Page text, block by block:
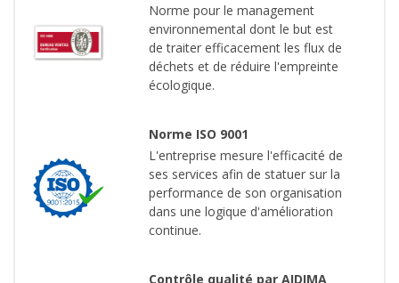
Norme pour le management
environnemental dont le but est
de traiter efficacement les flux de
déchets et de réduire l'empreinte
écologique.
Norme ISO 9001
L'entreprise mesure l'efficacité de
ses services afin de statuer sur la
performance de son organisation
dans une logique d'amélioration
continue.
Contrôle qualité par AIDIMA